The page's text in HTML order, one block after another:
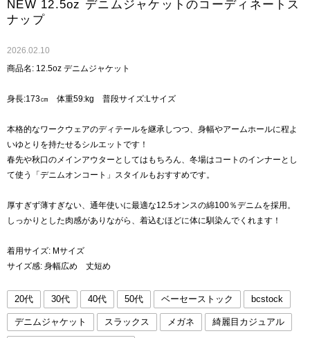
NEW 12.5oz デニムジャケットのコーディネートス
ナップ
2026.02.10
商品名: 12.5oz デニムジャケット
身長:173㎝ 体重59:kg 普段サイズ:Lサイズ
本格的なワークウェアのディテールを継承しつつ、身幅やアームホールに程よ
いゆとりを持たせるシルエットです！
春先や秋口のメインアウターとしてはもちろん、冬場はコートのインナーとし
て使う「デニムオンコート」スタイルもおすすめです。
厚すぎず薄すぎない、通年使いに最適な12.5オンスの綿100％デニムを採用。
しっかりとした肉感がありながら、着込むほどに体に馴染んでくれます！
着用サイズ: Mサイズ
サイズ感: 身幅広め 丈短め
20代 30代 40代 50代 ベーセーストック bcstock
デニムジャケット スラックス メガネ 綺麗目カジュアル